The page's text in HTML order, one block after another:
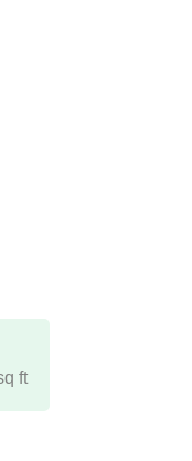
ft